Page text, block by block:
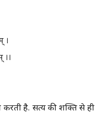
।
।।
करती है. सत्य की शक्ति से ही